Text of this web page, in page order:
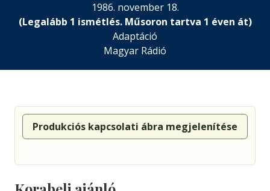
1986. november 18.
(Legalább 1 ismétlés. Műsoron tartva 1 éven át)
Adaptáció
Magyar Rádió
Produkciós kapcsolati ábra megjelenítése